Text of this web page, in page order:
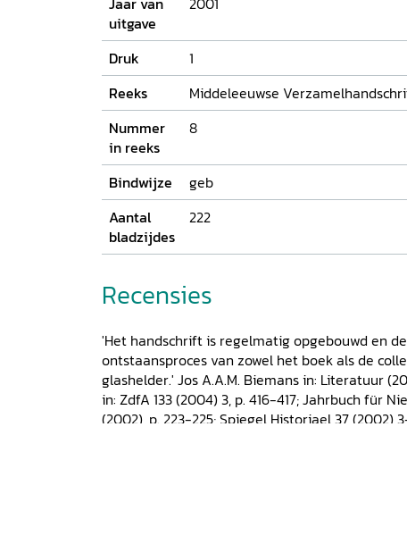
naar een juiste levenswijze. Vooral de drie
verhaal worden danig aan het schrikken
met hun drie overleden vaders. Sinds de uitgave
onnauwkeurigheden bevat, is geen enkele tekst
diplomatische druk verschenen.
uitgave
Druk
1
Reeks
Middeleeuwse
Nummer
in reeks
8
Bindwijze
geb
Aantal
bladzijdes
222
Recensies
'Het handschrift is regelmatig opgebouwd en
ontstaansproces van zowel het boek als de
glashelder.' Jos A.A.M. Biemans in: Literatuur
in: ZdfA 133 (2004) 3, p. 416-417; Jahrbuch für
(2002), p. 223-225; Spiegel Historiael 37 (2002)